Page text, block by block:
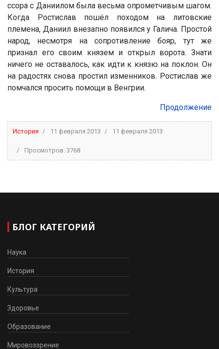
ссора с Даниилом была весьма опрометчивым шагом.
Когда Ростислав пошёл походом на литовские
племена, Даниил внезапно появился у Галича. Простой
народ, несмотря на сопротивление бояр, тут же
признал его своим князем и открыл ворота. Знати
ничего не оставалось, как идти к князю на поклон. Он
на радостях снова простил изменников. Ростислав же
помчался просить помощи в Венгрии.
Продолжение
История 11 февраля 2013 11 февраля 2013
Просмотров: 3768
БЛОГ КАТЕГОРИЙ
Наука
История
Культура
Здоровье
Образование
Мировоззрение